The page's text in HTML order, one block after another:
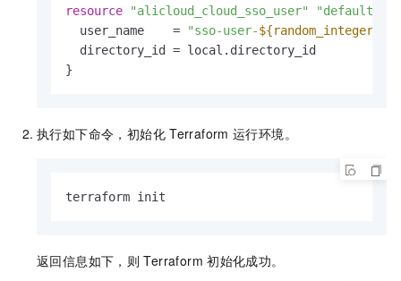
resource
"alicloud_cloud_sso_user" "default"
  user_name    =
"sso-user-
  directory_id = local.directory_id
}
执行如下命令，初始化 Terraform 运行环境。
terraform init
返回信息如下，则 Terraform 初始化成功。